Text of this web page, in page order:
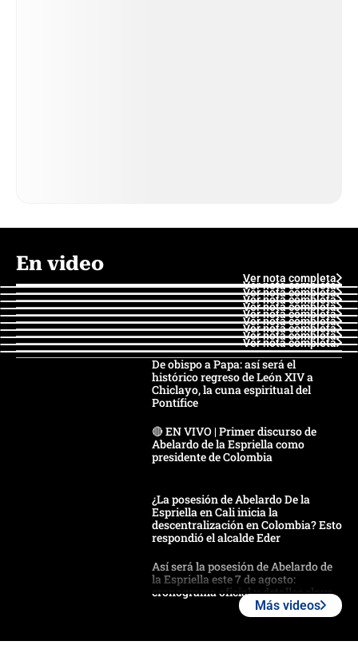
En video
Ver nota completa
Ver nota completa
Ver nota completa
Ver nota completa
Ver nota completa
Ver nota completa
Ver nota completa
Ver nota completa
Ver nota completa
Ver nota completa
De obispo a Papa: así será el
histórico regreso de León XIV a
Chiclayo, la cuna espiritual del
Pontífice
🔴 EN VIVO | Primer discurso de
Abelardo de la Espriella como
presidente de Colombia
¿La posesión de Abelardo De la
Espriella en Cali inicia la
descentralización en Colombia? Esto
respondió el alcalde Eder
Así será la posesión de Abelardo de
la Espriella este 7 de agosto:
cronograma oficial y detalles clave
Más videos